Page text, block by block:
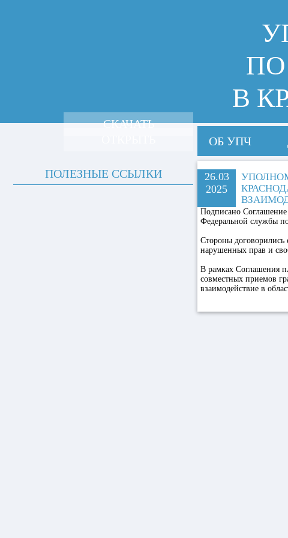
В
ОБ УПЧ
26.03
2025
Подписано Соглашение
Федеральной службы
Стороны
нарушенных прав и
В рамках Соглашения
совместных приемов
взаимодействие в
СКАЧАТЬ
ПОЛЕЗНЫЕ ССЫЛКИ